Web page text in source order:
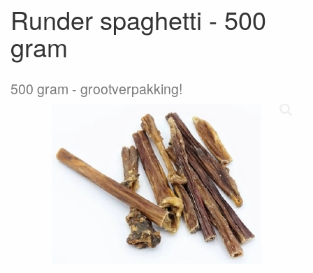
Runder spaghetti - 500
gram
500 gram grootverpakking!